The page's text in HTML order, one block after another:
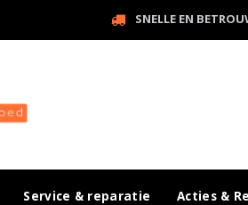
SNELLE EN
Service & reparatie Acties &